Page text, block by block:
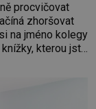
procvičovat
zhoršovat
na jméno kolegy
kterou jste